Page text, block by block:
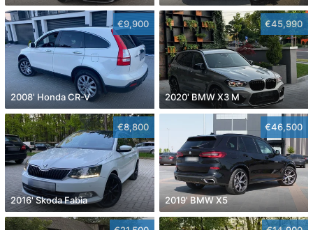
€9,900
2008' Honda CR-V
€45,990
2020' BMW X3 M
€8,800
2016' Skoda Fabia
€46,500
2019' BMW X5